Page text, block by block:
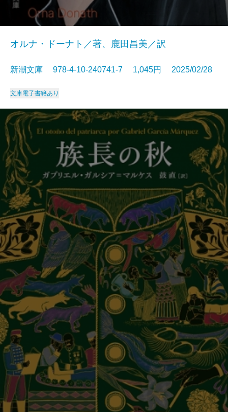
オルナ・ドーナト／著、鹿田昌美／訳
新潮文庫 978-4-10-240741-7 1,045円 2025/02/28
文庫電子書籍あり